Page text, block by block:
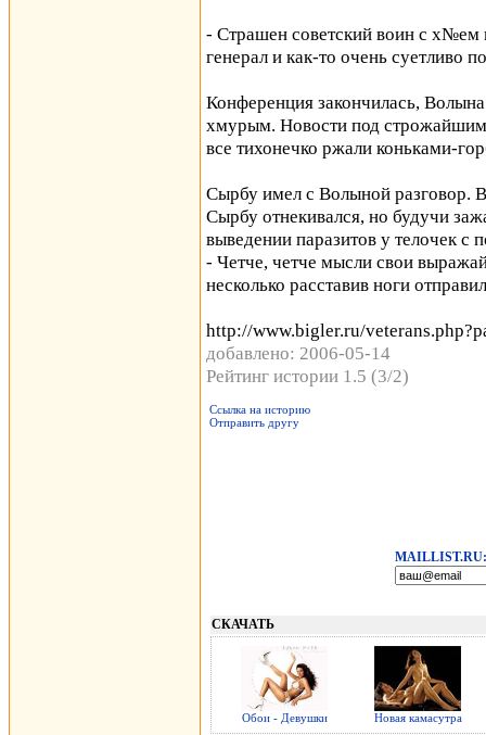
- Страшен советский воин с
генерал и как-то очень суетливо
Конференция закончилась,
хмурым. Новости под строжайшим
все тихонечко ржали коньками-
Сырбу имел с Волыной разговор.
Сырбу отнекивался, но будучи
выведении паразитов у телочек с
- Четче, четче мысли свои
несколько расставив ноги
http://www.bigler.ru/
добавлено: 2006-05-14
Рейтинг истории 1.5 (3/2)
Ссылка на историю
Отправить другу
MAILLIST.RU:
СКАЧАТЬ
Обои - Девушки Новая камасутра